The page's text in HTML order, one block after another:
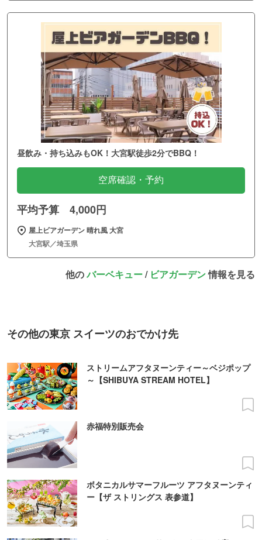
昼飲み・持ち込みもOK！大宮駅徒歩2分でBBQ！
空席確認・予約
平均予算 4,000円
屋上ビアガーデン 晴れ風 大宮
大宮駅／埼玉県
他のバーベキュー/ ビアガーデン情報を見る
その他の東京 スイーツのおでかけ先
ストリームアフタヌーンティー～ベジポップ
～【SHIBUYA STREAM HOTEL】
赤福特別販売会
ボタニカルサマーフルーツ アフタヌーンティ
ー【ザ ストリングス 表参道】